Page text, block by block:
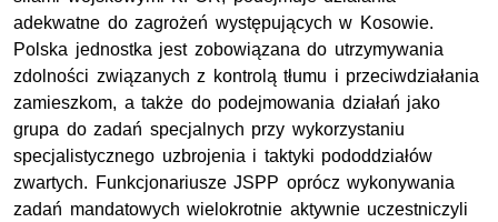
adekwatne do zagrożeń występujących w Kosowie.
Polska jednostka jest zobowiązana do utrzymywania
zdolności związanych z kontrolą tłumu i przeciwdziałania
zamieszkom, a także do podejmowania działań jako
grupa do zadań specjalnych przy wykorzystaniu
specjalistycznego uzbrojenia i taktyki pododdziałów
zwartych. Funkcjonariusze JSPP oprócz wykonywania
zadań mandatowych wielokrotnie aktywnie uczestniczyli